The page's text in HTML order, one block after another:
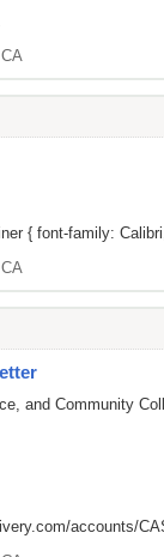
{ font-family:
and Community
accounts/